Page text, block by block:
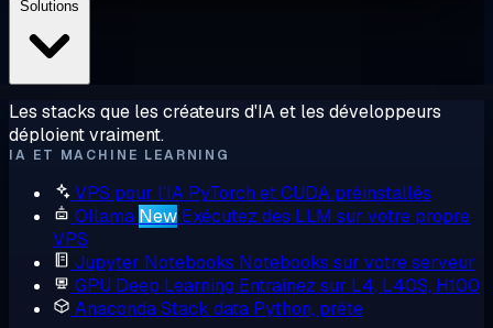
Les stacks que les créateurs d'IA et les développeurs
déploient vraiment.
IA ET MACHINE LEARNING
VPS pour l'IA PyTorch et CUDA préinstallés
Ollama New Exécutez des LLM sur votre propre
VPS
Jupyter Notebooks Notebooks sur votre serveur
GPU Deep Learning Entraînez sur L4, L40S, H100
AnacondaStack data Python, prête